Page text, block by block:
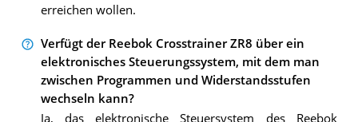
erreichen wollen.
Verfügt der Reebok Crosstrainer ZR8 über ein
elektronisches Steuerungssystem, mit dem man
zwischen Programmen und Widerstandsstufen
wechseln kann?
Ja, das elektronische Steuersystem des Reebok